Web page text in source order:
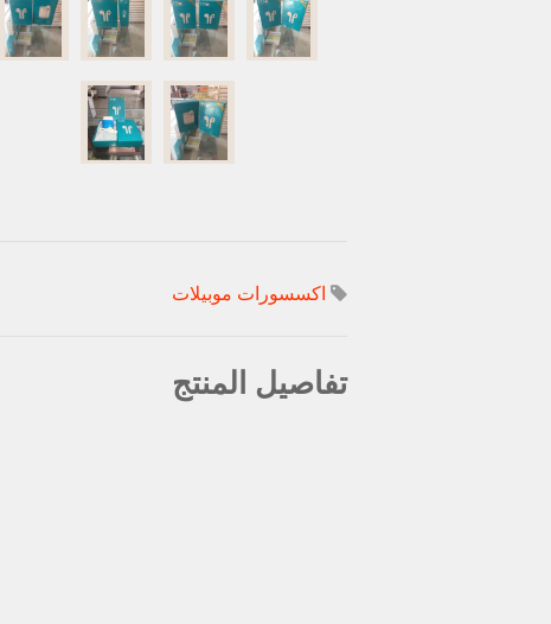
اكسسورات موبيلات
تفاصيل المنتج